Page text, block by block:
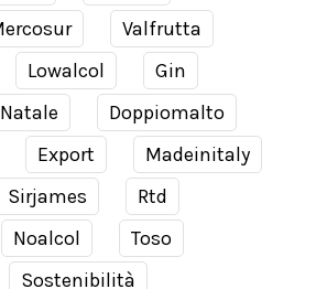
Valfrutta
Lowalcol
Gin
Natale
Doppiomalto
Export
Madeinitaly
Sirjames
Rtd
Noalcol
Toso
Sostenibilità